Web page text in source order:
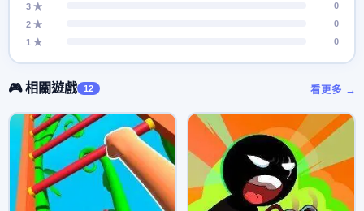
3 ★
0
2 ★
0
1 ★
0
🎮 相關遊戲 12 看更多 →